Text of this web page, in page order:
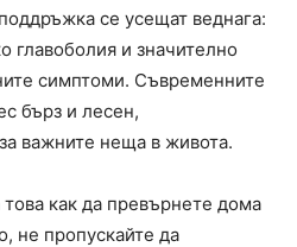
се усещат веднага:
главоболия и значително
симптоми. Съвременните
бърз и лесен,
важните неща в живота.
как да превърнете дома
не пропускайте да